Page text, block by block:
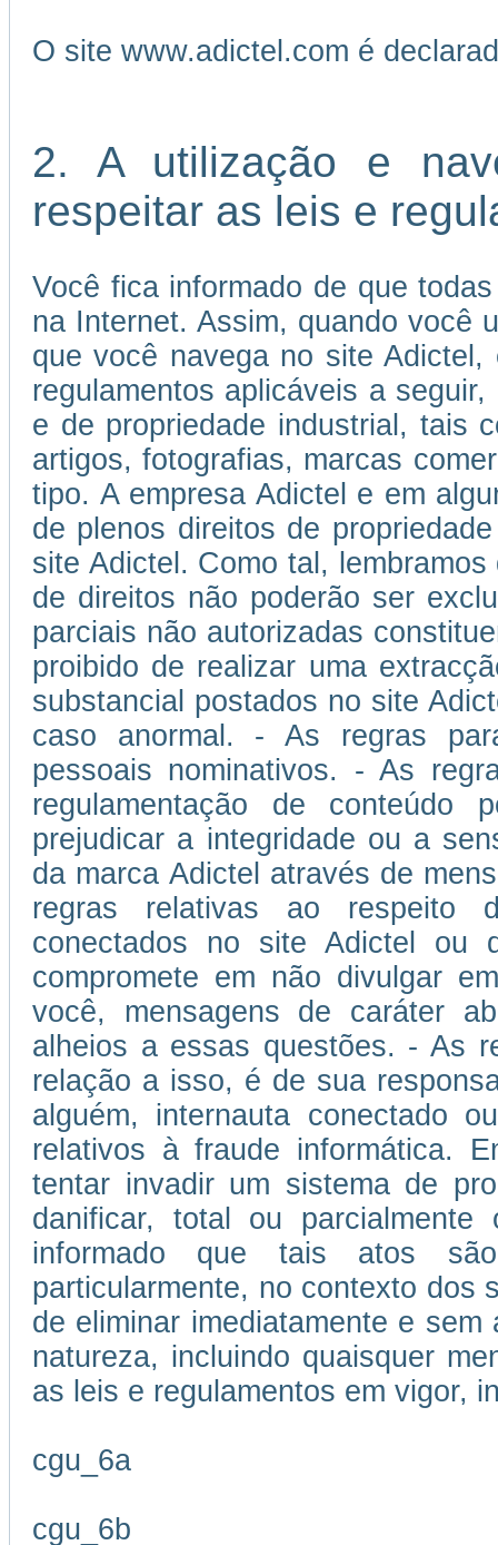
O site www.adictel.com é
2. A utilização e
respeitar as leis e
Você fica informado de que
na Internet. Assim, quando você
que você navega no site
regulamentos aplicáveis a
e de propriedade industrial, tais
artigos, fotografias, marcas
tipo. A empresa Adictel e em
de plenos direitos de
site Adictel. Como tal,
de direitos não poderão ser
parciais não autorizadas
proibido de realizar uma
substancial postados no site
caso anormal. - As regras
pessoais nominativos. - As
regulamentação de conteúdo
prejudicar a integridade ou a
da marca Adictel através de
regras relativas ao respeito
conectados no site Adictel ou
compromete em não divulgar
você, mensagens de caráter
alheios a essas questões. - As
relação a isso, é de sua
alguém, internauta conectado
relativos à fraude informática.
tentar invadir um sistema de
danificar, total ou
informado que tais atos
particularmente, no contexto dos
de eliminar imediatamente e
natureza, incluindo quaisquer
as leis e regulamentos em vigor,
cgu_6a
cgu_6b